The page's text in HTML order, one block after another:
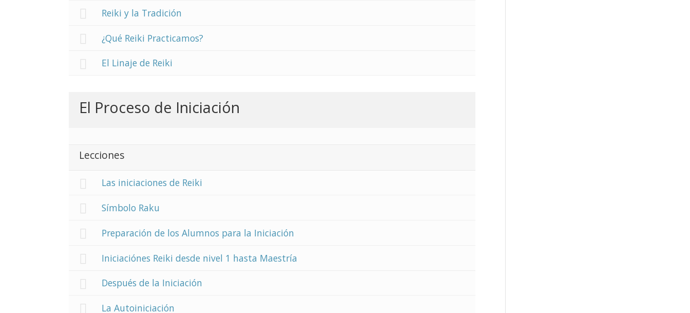
Reiki y la Tradición
¿Qué Reiki Practicamos?
El Linaje de Reiki
El Proceso de Iniciación
Lecciones
Las iniciaciones de Reiki
Símbolo Raku
Preparación de los Alumnos para la Iniciación
Iniciaciónes Reiki desde nivel 1 hasta Maestría
Después de la Iniciación
La Autoiniciación